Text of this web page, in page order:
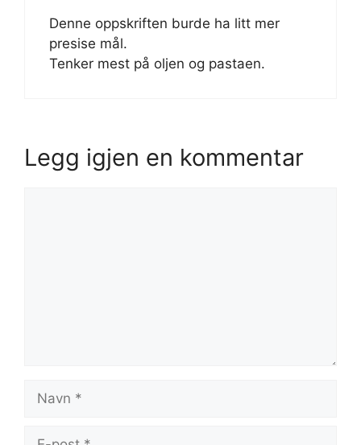
Denne oppskriften burde ha litt mer
presise mål.
Tenker mest på oljen og pastaen.
Legg igjen en kommentar